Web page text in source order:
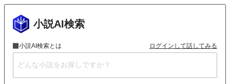
小説AI検索
小説AI検索とは ログインして話してみる